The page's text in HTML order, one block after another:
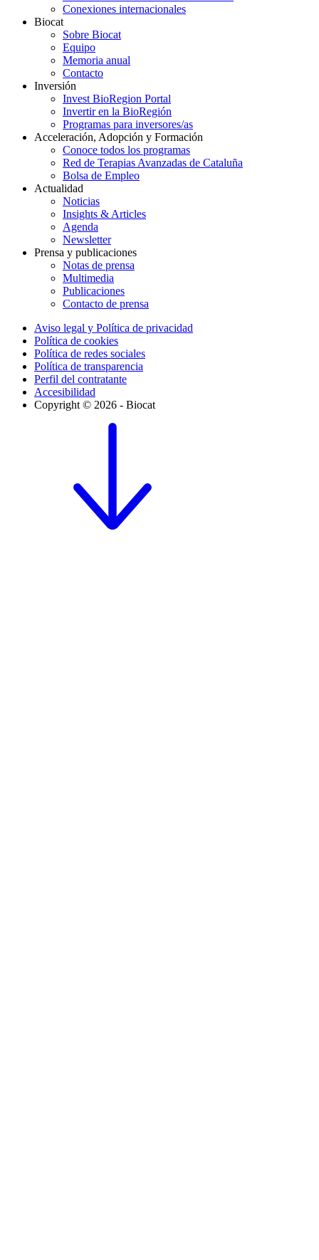
Conexiones internacionales
Biocat
Sobre Biocat
Equipo
Memoria anual
Contacto
Inversión
Invest BioRegion Portal
Invertir en la BioRegión
Programas para inversores/as
Acceleración, Adopción y Formación
Conoce todos los programas
Red de Terapias Avanzadas de Cataluña
Bolsa de Empleo
Actualidad
Noticias
Insights & Articles
Agenda
Newsletter
Prensa y publicaciones
Notas de prensa
Multimedia
Publicaciones
Contacto de prensa
Aviso legal y Política de privacidad
Política de cookies
Política de redes sociales
Política de transparencia
Perfil del contratante
Accesibilidad
Copyright © 2026 - Biocat